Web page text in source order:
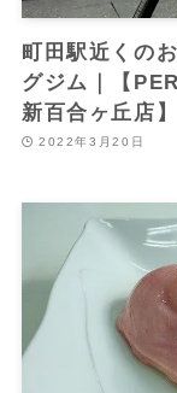
町田駅近くの
グジム｜【
新百合ヶ丘店】
2022年3月20日